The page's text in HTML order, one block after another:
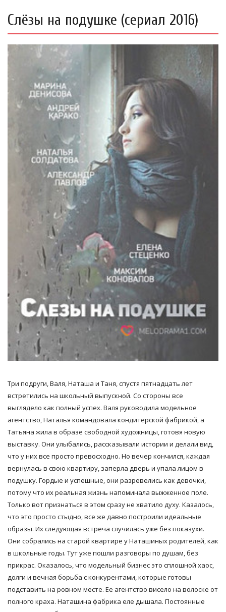
Слёзы на подушке (сериал 2016)
Три подруги, Валя, Наташа и Таня, спустя пятнадцать лет
встретились на школьный выпускной. Со стороны все
выглядело как полный успех. Валя руководила модельное
агентство, Наталья командовала кондитерской фабрикой, а
Татьяна жила в образе свободной художницы, готовя новую
выставку. Они улыбались, рассказывали истории и делали вид,
что у них все просто превосходно. Но вечер кончился, каждая
вернулась в свою квартиру, заперла дверь и упала лицом в
подушку. Гордые и успешные, они разревелись как девочки,
потому что их реальная жизнь напоминала выжженное поле.
Только вот признаться в этом сразу не хватило духу. Казалось,
что это просто стыдно, все же давно построили идеальные
образы. Их следующая встреча случилась уже без показухи.
Они собрались на старой квартире у Наташиных родителей, как
в школьные годы. Тут уже пошли разговоры по душам, без
прикрас. Оказалось, что модельный бизнес это сплошной хаос,
долги и вечная борьба с конкурентами, которые готовы
подставить на ровном месте. Ее агентство висело на волоске от
полного краха. Наташина фабрика еле дышала. Постоянные